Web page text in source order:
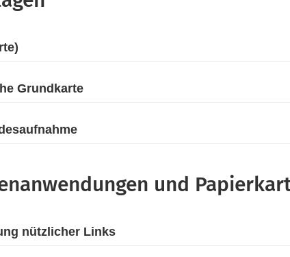
Grundkarte
und
nützlicher Links